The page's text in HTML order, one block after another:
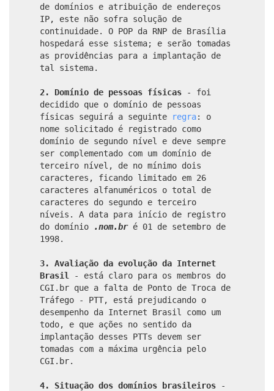
de domínios e atribuição de endereços
IP, este não sofra solução de
continuidade. O POP da RNP de Brasília
hospedará esse sistema; e serão tomadas
as providências para a implantação de
tal sistema.
2. Domínio de pessoas físicas - foi
decidido que o domínio de pessoas
físicas seguirá a seguinte
regra: o
nome solicitado é registrado como
domínio de segundo nível e deve sempre
ser complementado com um domínio de
terceiro nível, de no mínimo dois
caracteres, ficando limitado em 26
caracteres alfanuméricos o total de
caracteres do segundo e terceiro
níveis. A data para início de registro
do domínio
.nom.bré 01 de setembro de
1998.
3. Avaliação da evolução da Internet
Brasil
- está claro para os membros do
CGI.br que a falta de Ponto de Troca de
Tráfego - PTT, está prejudicando o
desempenho da Internet Brasil como um
todo, e que ações no sentido da
implantação desses PTTs devem ser
tomadas com a máxima urgência pelo
CGI.br.
4. Situação dos domínios brasileiros -